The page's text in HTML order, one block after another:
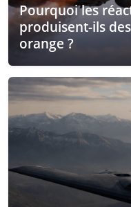
Pourquoi les
produisent-ils
orange ?